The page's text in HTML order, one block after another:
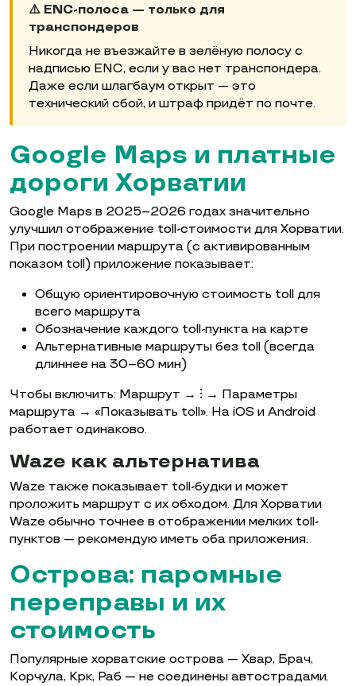
⚠️ ENC-полоса — только для
транспондеров
Никогда не въезжайте в зелёную полосу с
надписью ENC, если у вас нет транспондера.
Даже если шлагбаум открыт — это
технический сбой, и штраф придёт по почте.
Google Maps и платные
дороги Хорватии
Google Maps в 2025–2026 годах значительно
улучшил отображение toll-стоимости для Хорватии.
При построении маршрута (с активированным
показом toll) приложение показывает:
Общую ориентировочную стоимость toll для
всего маршрута
Обозначение каждого toll-пункта на карте
Альтернативные маршруты без toll (всегда
длиннее на 30–60 мин)
Чтобы включить: Маршрут → ⁝ → Параметры
маршрута → «Показывать toll». На iOS и Android
работает одинаково.
Waze как альтернатива
Waze также показывает toll-будки и может
проложить маршрут с их обходом. Для Хорватии
Waze обычно точнее в отображении мелких toll-
пунктов — рекомендую иметь оба приложения.
Острова: паромные
переправы и их
стоимость
Популярные хорватские острова — Хвар, Брач,
Корчула, Крк, Раб — не соединены автострадами.